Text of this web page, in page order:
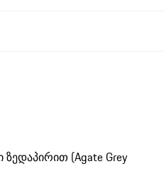
(Agate Grey